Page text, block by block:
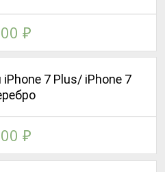
7 Plus/ iPhone 7
₽
₽